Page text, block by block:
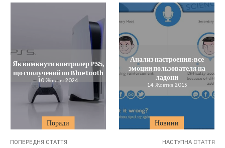
Поради
Як вимкнути контролер PS5,
що сполучений по Bluetooth
10 Жовтня 2024
Новини
Анализ настроения: все
эмоции пользователя на
ладони
14 Жовтня 2013
ПОПЕРЕДНЯ СТАТТЯ НАСТУПНА СТАТТЯ